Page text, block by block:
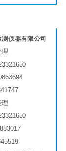
仪器有限公司
理
理